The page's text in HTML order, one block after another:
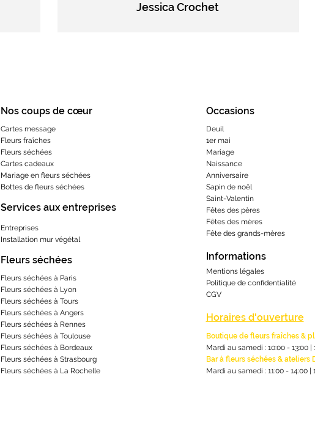
Jessica Crochet
Nos coups de cœur
Cartes message
Fleurs fraîches
Fleurs séchées
Cartes cadeaux
Mariage en fleurs séchées
Bottes de fleurs séchées
Services aux entreprises
Entreprises
Installation mur végétal
Fleurs séchées
Fleurs séchées à Paris
Fleurs séchées à Lyon
Fleurs séchées à Tours
Fleurs séchées à Angers
Fleurs séchées à Rennes
Fleurs séchées à Toulouse
Fleurs séchées à Bordeaux
Fleurs séchées à Strasbourg
Fleurs séchées à La Rochelle
Occasions
Deuil
1er mai
Mariage
Naissance
Anniversaire
Sapin de noël
Saint-Valentin
Fêtes des pères
Fêtes des mères
​Fête des grands-mères
Informations
Mentions légales
Politique de confidentialité
CGV
Horaires d'ouverture
Boutique de fleurs fraîches &
Mardi au samedi : 10:00 - 13:00
Bar à fleurs séchées & ateliers
Mardi au samedi : 11:00 - 14:00